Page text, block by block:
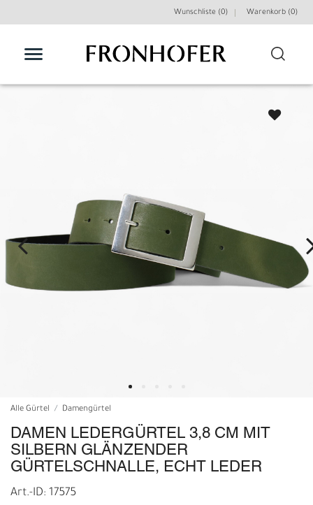
Wunschliste (0) Warenkorb (0)
Alle Gürtel Damengürtel
DAMEN LEDERGÜRTEL 3,8 CM MIT
SILBERN GLÄNZENDER
GÜRTELSCHNALLE, ECHT LEDER
Art.-ID: 17575